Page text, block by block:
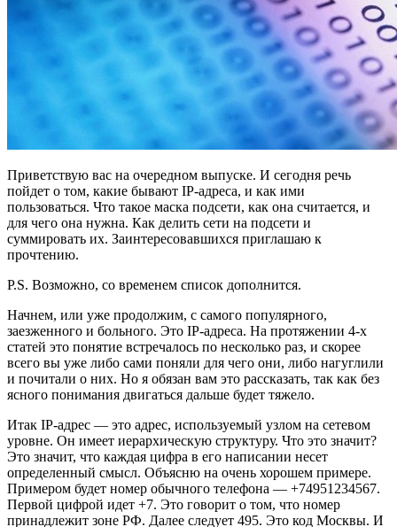
Приветствую вас на очередном выпуске. И сегодня речь
пойдет о том, какие бывают IP-адреса, и как ими
пользоваться. Что такое маска подсети, как она считается, и
для чего она нужна. Как делить сети на подсети и
суммировать их. Заинтересовавшихся приглашаю к
прочтению.
P.S. Возможно, со временем список дополнится.
Начнем, или уже продолжим, с самого популярного,
заезженного и больного. Это IP-адреса. На протяжении 4-х
статей это понятие встречалось по несколько раз, и скорее
всего вы уже либо сами поняли для чего они, либо нагуглили
и почитали о них. Но я обязан вам это рассказать, так как без
ясного понимания двигаться дальше будет тяжело.
Итак IP-адрес — это адрес, используемый узлом на сетевом
уровне. Он имеет иерархическую структуру. Что это значит?
Это значит, что каждая цифра в его написании несет
определенный смысл. Объясню на очень хорошем примере.
Примером будет номер обычного телефона — +74951234567.
Первой цифрой идет +7. Это говорит о том, что номер
принадлежит зоне РФ. Далее следует 495. Это код Москвы. И